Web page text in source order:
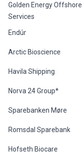
Golden Energy Offshore
Services
Endúr
Arctic Bioscience
Havila Shipping
Norva 24 Group*
Sparebanken Møre
Romsdal Sparebank
Hofseth Biocare